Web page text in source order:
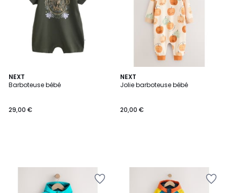
NEXT
Barboteuse bébé
29,00 €
NEXT
Jolie barboteuse bébé
20,00 €